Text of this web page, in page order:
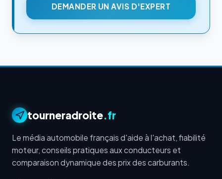
DEMANDER UN AVIS D'EXPERT
tourneradroite.fr
Le média automobile français d'aide à l'achat, fiabilité
moteur, conseils pratiques aux conducteurs et
comparaison dynamique des prix des carburants.